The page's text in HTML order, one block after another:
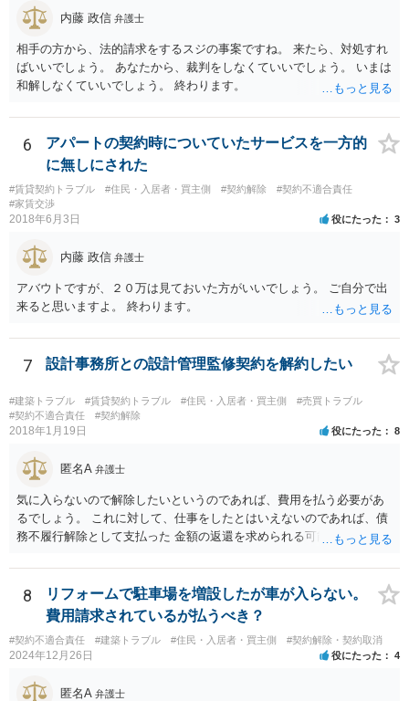
内藤 政信 弁護士
相手の方から、法的請求をするスジの事案ですね。 来たら、対処すれ
ばいいでしょう。 あなたから、裁判をしなくていいでしょう。 いまは
和解しなくていいでしょう。 終わります。
6
アパートの契約時についていたサービスを一方的
に無しにされた
#賃貸契約トラブル #住民・入居者・買主側 #契約解除
#契約不適合責任
#家賃交渉
2018年6月3日 役にたった 3
内藤 政信 弁護士
アバウトですが、２０万は見ておいた方がいいでしょう。 ご自分で出
来ると思いますよ。 終わります。
7 設計事務所との設計管理監修契約を解約したい
#建築トラブル #賃貸契約トラブル #住民・入居者・買主側
#売買トラブル
#契約不適合責任
#契約解除
2018年1月19日 役にたった 8
匿名A 弁護士
気に入らないので解除したいというのであれば、費用を払う必要があ
るでしょう。 これに対して、仕事をしたとはいえないのであれば、債
務不履行解除として支払った 金額の返還を求められる可能性はありま
双方合意できない場合は 裁判をして決めざるを得ません。 せめて、お
近くの弁護士に契約書や図面を持って相談だけでもしてみてくださ
8
リフォームで駐車場を増設したが車が入らない。
費用請求されているが払うべき？
#契約不適合責任 #建築トラブル #住民・入居者・買主側 #契約解除・契約取消
2024年12月26日 役にたった 4
匿名A 弁護士